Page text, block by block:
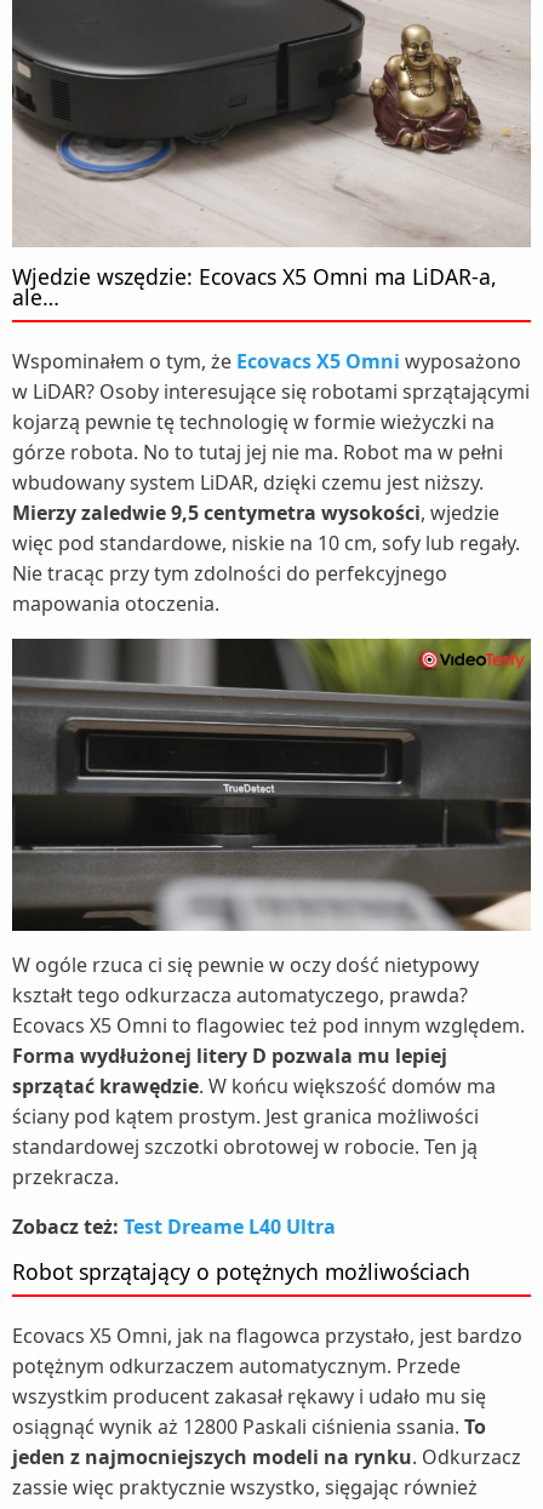
Wjedzie wszędzie: Ecovacs X5 Omni ma LiDAR-a,
ale…
Wspominałem o tym, że Ecovacs X5 Omni wyposażono
w LiDAR? Osoby interesujące się robotami sprzątającymi
kojarzą pewnie tę technologię w formie wieżyczki na
górze robota. No to tutaj jej nie ma. Robot ma w pełni
wbudowany system LiDAR, dzięki czemu jest niższy.
Mierzy zaledwie 9,5 centymetra wysokości, wjedzie
więc pod standardowe, niskie na 10 cm, sofy lub regały.
Nie tracąc przy tym zdolności do perfekcyjnego
mapowania otoczenia.
W ogóle rzuca ci się pewnie w oczy dość nietypowy
kształt tego odkurzacza automatyczego, prawda?
Ecovacs X5 Omni to flagowiec też pod innym względem.
Forma wydłużonej litery D pozwala mu lepiej
sprzątać krawędzie. W końcu większość domów ma
ściany pod kątem prostym. Jest granica możliwości
standardowej szczotki obrotowej w robocie. Ten ją
przekracza.
Zobacz też: Test Dreame L40 Ultra
Robot sprzątający o potężnych możliwościach
Ecovacs X5 Omni, jak na flagowca przystało, jest bardzo
potężnym odkurzaczem automatycznym. Przede
wszystkim producent zakasał rękawy i udało mu się
osiągnąć wynik aż 12800 Paskali ciśnienia ssania. To
jeden z najmocniejszych modeli na rynku. Odkurzacz
zassie więc praktycznie wszystko, sięgając również